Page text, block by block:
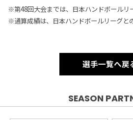
※第48回大会までは、日本ハンドボールリ
※通算成績は、日本ハンドボールリーグと
選手一覧へ戻
SEASON